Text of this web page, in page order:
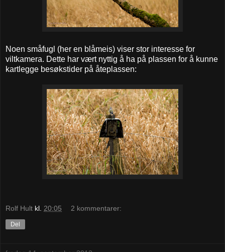
Noen småfugl (her en blåmeis) viser stor interesse for
viltkamera. Dette har vært nyttig å ha på plassen for å kunne
kartlegge besøkstider på åteplassen:
Rolf Hult kl. 20:05 2 kommentarer:
Del